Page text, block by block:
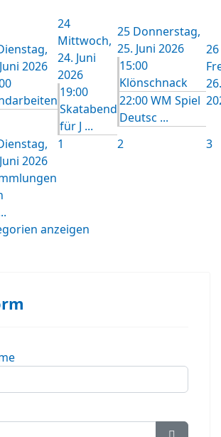
2026
24
Mittwoch,
24. Juni
2026
19:00
Skatabend
für J ...
25 Donnerstag,
25. Juni 2026
15:00
Klönschnack
22:00 WM Spiel
Deutsc ...
26
2026
1 2 3
anzeigen